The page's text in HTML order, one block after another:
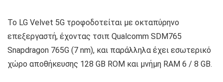
Το LG Velvet 5G τροφοδοτείται με οκταπύρηνο
επεξεργαστή, έχοντας τσιπ Qualcomm SDM765
Snapdragon 765G (7 nm), και παράλληλα έχει εσωτερικό
χώρο αποθήκευσης 128 GB ROM και μνήμη RAM 6 / 8 GB.